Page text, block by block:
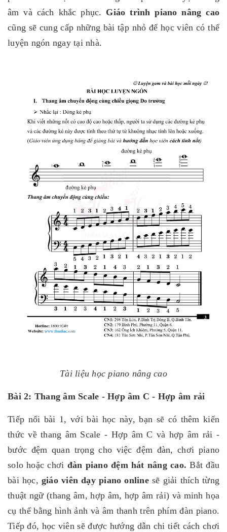
âm và cách khắc phục. Giáo trình piano nâng cao
cũng sẽ cung cấp những bài tập nhỏ để học viên có thể
luyện ngón ngay tại nhà.
Tài liệu học piano nâng cao
Bài 2: Thang âm Scale - Hợp âm C - Hợp âm rải
Tiếp nối bài 1, với bài học này, bạn sẽ có thêm kiến
thức về thang âm Scale - Hợp âm C và hợp âm rải -
bước đệm quan trọng cho việc đệm đàn, chơi piano
solo hoặc chơi đàn piano đệm hát nâng cao. Bắt đầu
bài học, giáo viên dạy piano onlinesẽ giải thích từng
thuật ngữ (thang âm, hợp âm, hợp âm rải) và minh họa
cụ thể bằng hình ảnh và âm thanh trên phím đàn piano.
Tiếp đó, học viên sẽ được hướng dẫn chi tiết cách chơi